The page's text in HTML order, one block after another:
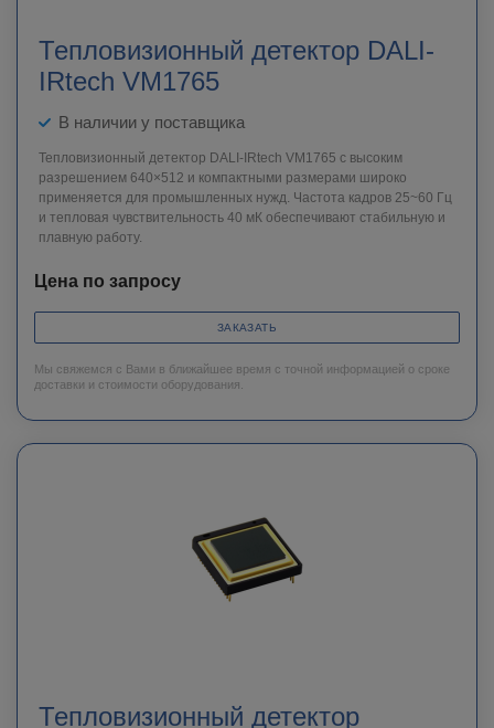
Тепловизионный детектор DALI-
IRtech VM1765
В наличии у поставщика
Тепловизионный детектор DALI-IRtech VM1765 с высоким
разрешением 640×512 и компактными размерами широко
применяется для промышленных нужд. Частота кадров 25~60 Гц
и тепловая чувствительность 40 мК обеспечивают стабильную и
плавную работу.
Цена по запросу
ЗАКАЗАТЬ
Мы свяжемся с Вами в ближайшее время с точной информацией о сроке
доставки и стоимости оборудования.
Тепловизионный детектор